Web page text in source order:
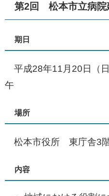
第2回 松本市立病院
期日
平成28年11月20日（
午
場所
松本市役所 東庁舎3
内容